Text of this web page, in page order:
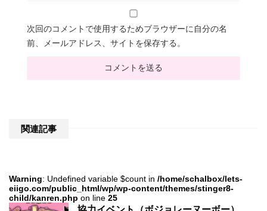
次回のコメントで使用するためブラウザーに自分の名
前、メールアドレス、サイトを保存する。
関連記事
Warning: Undefined variable $count in /home/schalbox/lets-
eiigo.com/public_html/wp/wp-content/themes/stinger8-
child/kanren.php on line 25